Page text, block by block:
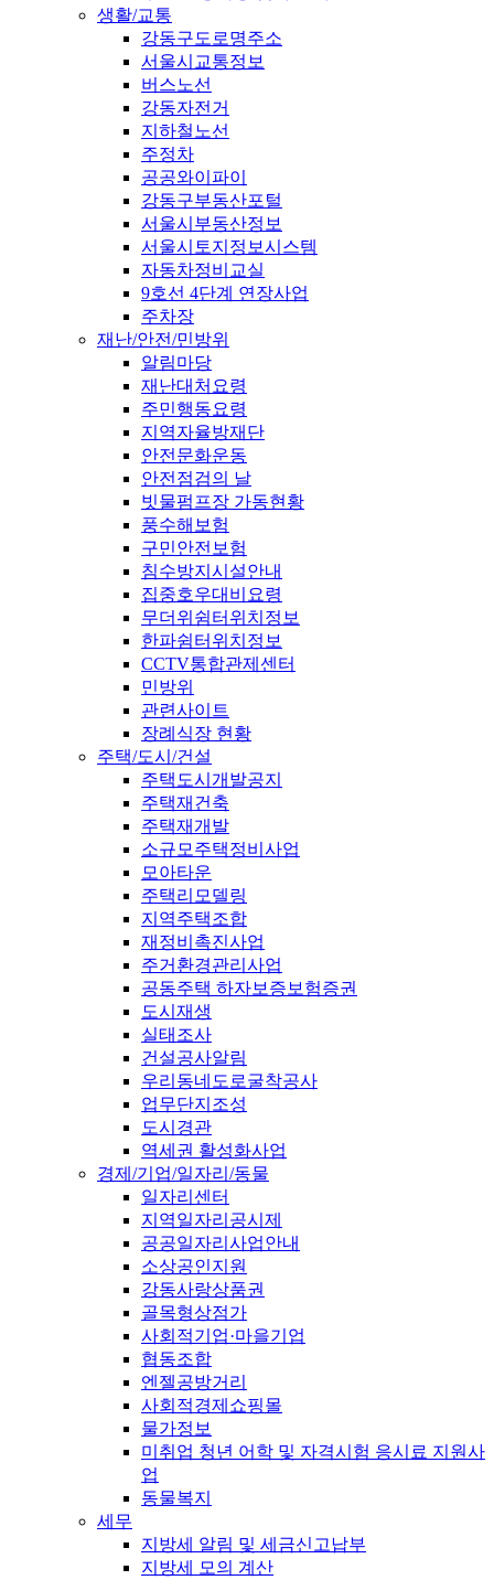
생활/교통
강동구도로명주소
서울시교통정보
버스노선
강동자전거
지하철노선
주정차
공공와이파이
강동구부동산포털
서울시부동산정보
서울시토지정보시스템
자동차정비교실
9호선 4단계 연장사업
주차장
재난/안전/민방위
알림마당
재난대처요령
주민행동요령
지역자율방재단
안전문화운동
안전점검의 날
빗물펌프장 가동현황
풍수해보험
구민안전보험
침수방지시설안내
집중호우대비요령
무더위쉼터위치정보
한파쉼터위치정보
CCTV통합관제센터
민방위
관련사이트
장례식장 현황
주택/도시/건설
주택도시개발공지
주택재건축
주택재개발
소규모주택정비사업
모아타운
주택리모델링
지역주택조합
재정비촉진사업
주거환경관리사업
공동주택 하자보증보험증권
도시재생
실태조사
건설공사알림
우리동네도로굴착공사
업무단지조성
도시경관
역세권 활성화사업
경제/기업/일자리/동물
일자리센터
지역일자리공시제
공공일자리사업안내
소상공인지원
강동사랑상품권
골목형상점가
사회적기업·마을기업
협동조합
엔젤공방거리
사회적경제쇼핑몰
물가정보
미취업 청년 어학 및 자격시험 응시료 지원사
업
동물복지
세무
지방세 알림 및 세금신고납부
지방세 모의 계산